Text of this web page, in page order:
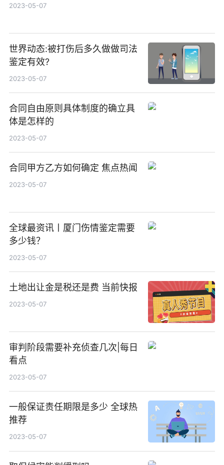
2023-05-07
世界动态:被打伤后多久做做司法
鉴定有效?
2023-05-07
合同自由原则具体制度的确立具
体是怎样的
2023-05-07
合同甲方乙方如何确定 焦点热闻
2023-05-07
全球最资讯丨厦门伤情鉴定需要
多少钱？
2023-05-07
土地出让金是税还是费 当前快报
2023-05-07
审判阶段需要补充侦查几次|每日
看点
2023-05-07
一般保证责任期限是多少 全球热
推荐
2023-05-07